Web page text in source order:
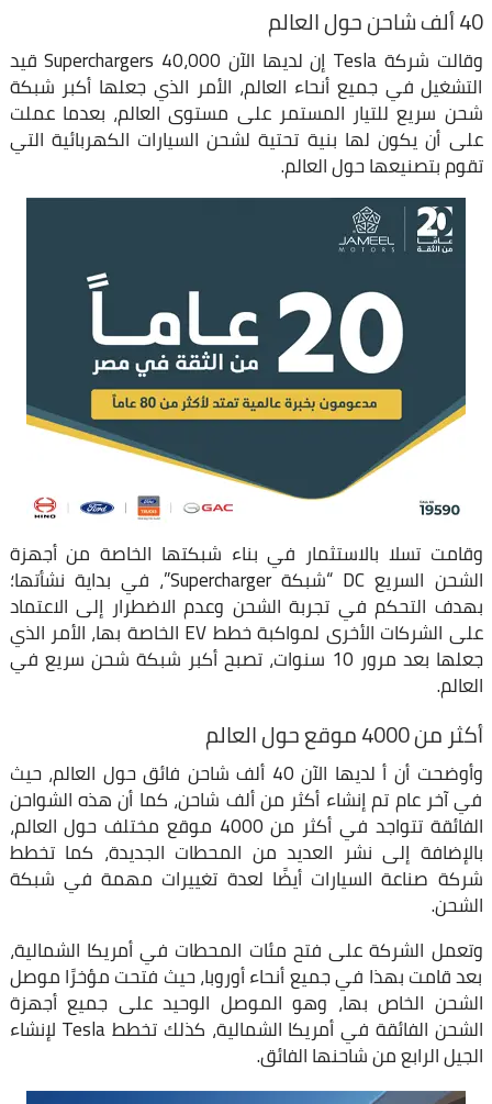
40 ألف شاحن حول العالم
وقالت شركة Tesla إن لديها الآن 40،000 Superchargers قيد
التشغيل في جميع أنحاء العالم، الأمر الذي جعلها أكبر شبكة
شحن سريع للتيار المستمر على مستوى العالم، بعدما عملت
على أن يكون لها بنية تحتية لشحن السيارات الكهربائية التي
تقوم بتصنيعها حول العالم.
وقامت تسلا بالاستثمار في بناء شبكتها الخاصة من أجهزة
الشحن السريع DC “شبكة Supercharger”، في بداية نشأتها؛
بهدف التحكم في تجربة الشحن وعدم الاضطرار إلى الاعتماد
على الشركات الأخرى لمواكبة خطط EV الخاصة بها، الأمر الذي
جعلها بعد مرور 10 سنوات، تصبح أكبر شبكة شحن سريع في
العالم.
أكثر من 4000 موقع حول العالم
وأوضحت أن أ لديها الآن 40 ألف شاحن فائق حول العالم، حيث
في آخر عام تم إنشاء أكثر من ألف شاحن، كما أن هذه الشواحن
الفائقة تتواجد في أكثر من 4000 موقع مختلف حول العالم،
بالإضافة إلى نشر العديد من المحطات الجديدة، كما تخطط
شركة صناعة السيارات أيضًا لعدة تغييرات مهمة في شبكة
الشحن.
وتعمل الشركة على فتح مئات المحطات في أمريكا الشمالية،
بعد قامت بهذا في جميع أنحاء أوروبا، حيث فتحت مؤخرًا موصل
الشحن الخاص بها، وهو الموصل الوحيد على جميع أجهزة
الشحن الفائقة في أمريكا الشمالية، كذلك تخطط Tesla لإنشاء
الجيل الرابع من شاحنها الفائق.